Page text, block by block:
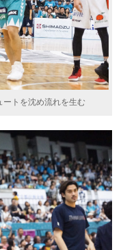
トを沈め流れを生む